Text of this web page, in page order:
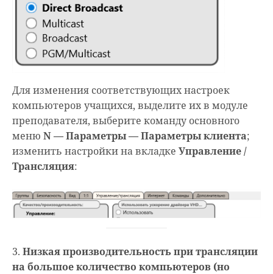
Для изменения соответствующих настроек
компьютеров учащихся, выделите их в модуле
преподавателя, выберите команду основного
меню N — Параметры — Параметры клиента;
изменить настройки на вкладке Управление /
Трансляция:
3. Низкая производительность при трансляции
на большое количество компьютеров (но